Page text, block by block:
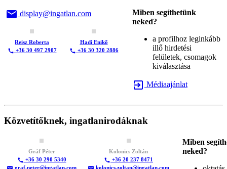
email display@ingatlan.com
Reisz Roberta
call +36 30 497 2907
Hadi Enikő
call +36 30 320 2886
Miben segíthetünk
neked?
a profilhoz leginkább
illő hirdetési
felületek, csomagok
kiválasztása
exit_to_app Médiaajánlat
Közvetítőknek, ingatlanirodáknak
Gráf Péter
call +36 30 290 5340
graf.peter@ingatlan.com
Kolonics Zoltán
call +36 20 237 8471
kolonics.zoltan@ingatlan.com
Miben
neked?